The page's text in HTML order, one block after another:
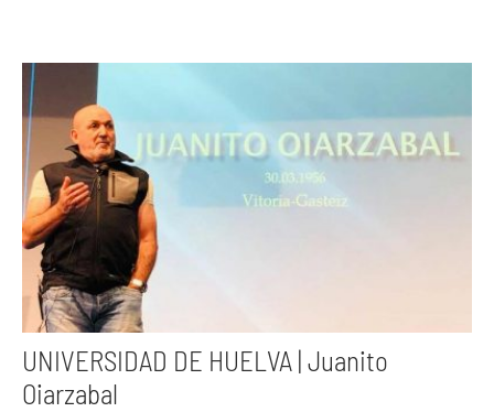
UNIVERSIDAD DE HUELVA | Juanito
Oiarzabal